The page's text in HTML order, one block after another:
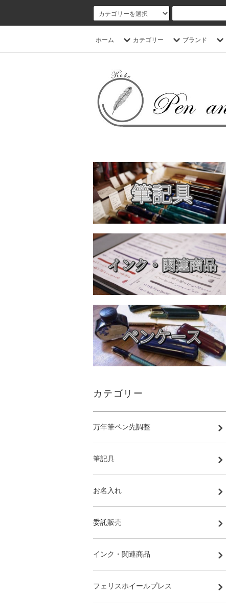
ホーム カテゴリー ブランド
カテゴリー
万年筆ペン先調整
筆記具
お名入れ
委託販売
インク・関連商品
フェリスホイールプレス